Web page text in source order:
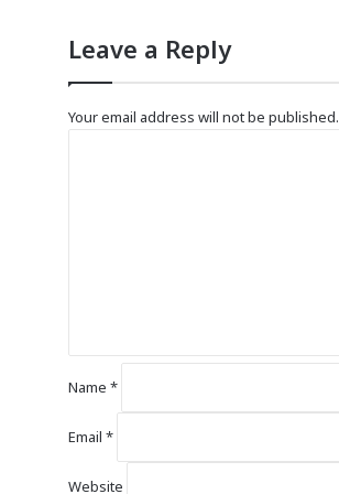
Leave a Reply
Your email address will not be published.
Name *
Email *
Website